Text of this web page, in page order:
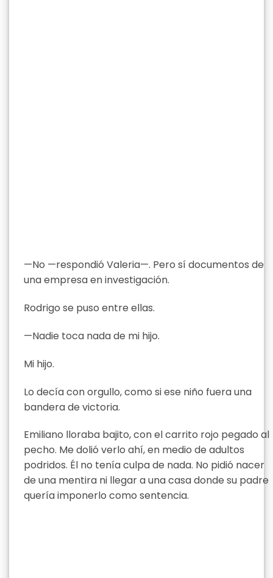
—No —respondió Valeria—. Pero sí documentos de
una empresa en investigación.
Rodrigo se puso entre ellas.
—Nadie toca nada de mi hijo.
Mi hijo.
Lo decía con orgullo, como si ese niño fuera una
bandera de victoria.
Emiliano lloraba bajito, con el carrito rojo pegado al
pecho. Me dolió verlo ahí, en medio de adultos
podridos. Él no tenía culpa de nada. No pidió nacer
de una mentira ni llegar a una casa donde su padre
quería imponerlo como sentencia.